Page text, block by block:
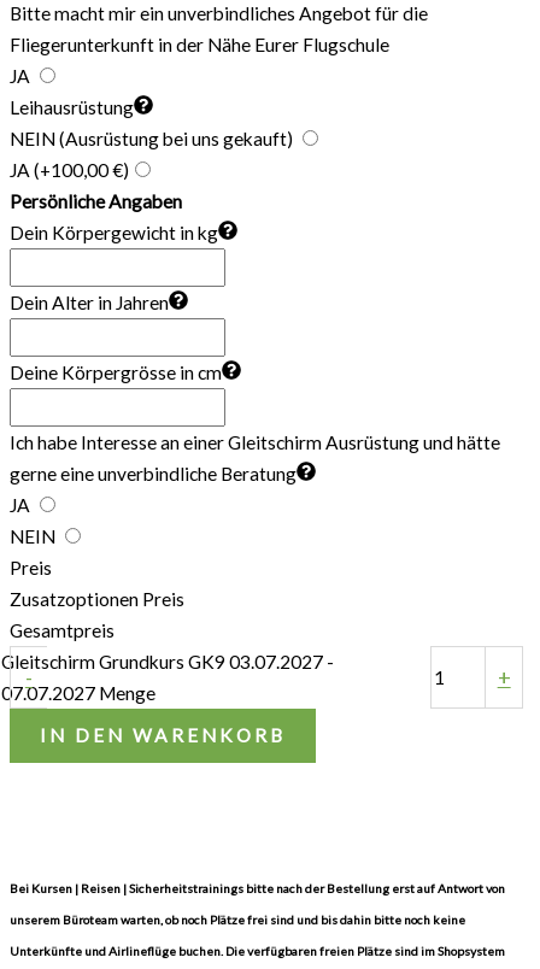
Bitte macht mir ein unverbindliches Angebot für die
Fliegerunterkunft in der Nähe Eurer Flugschule
JA
Leihausrüstung
NEIN (Ausrüstung bei uns gekauft)
JA (+100,00 €)
Persönliche Angaben
Dein Körpergewicht in kg
Dein Alter in Jahren
Deine Körpergrösse in cm
Ich habe Interesse an einer Gleitschirm Ausrüstung und hätte
gerne eine unverbindliche Beratung
JA
NEIN
Preis
Zusatzoptionen Preis
Gesamtpreis
-
Gleitschirm Grundkurs GK9 03.07.2027 -
07.07.2027 Menge
+
IN DEN WARENKORB
Bei Kursen | Reisen | Sicherheitstrainings bitte nach der Bestellung erst auf Antwort von
unserem Büroteam warten, ob noch Plätze frei sind und bis dahin bitte noch keine
Unterkünfte und Airlineflüge buchen. Die verfügbaren freien Plätze sind im Shopsystem